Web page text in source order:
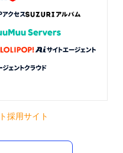
採用サイト